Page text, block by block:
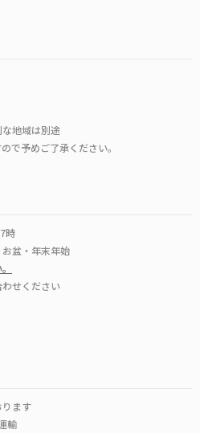
地域は別途
で予めご了承ください。
時
盆・年末年始
せください
ます
輸